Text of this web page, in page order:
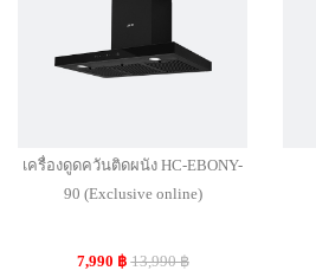
เครื่องดูดควันติดผนัง HC-EBONY-
90 (Exclusive online)
7,990 ฿ 13,990 ฿